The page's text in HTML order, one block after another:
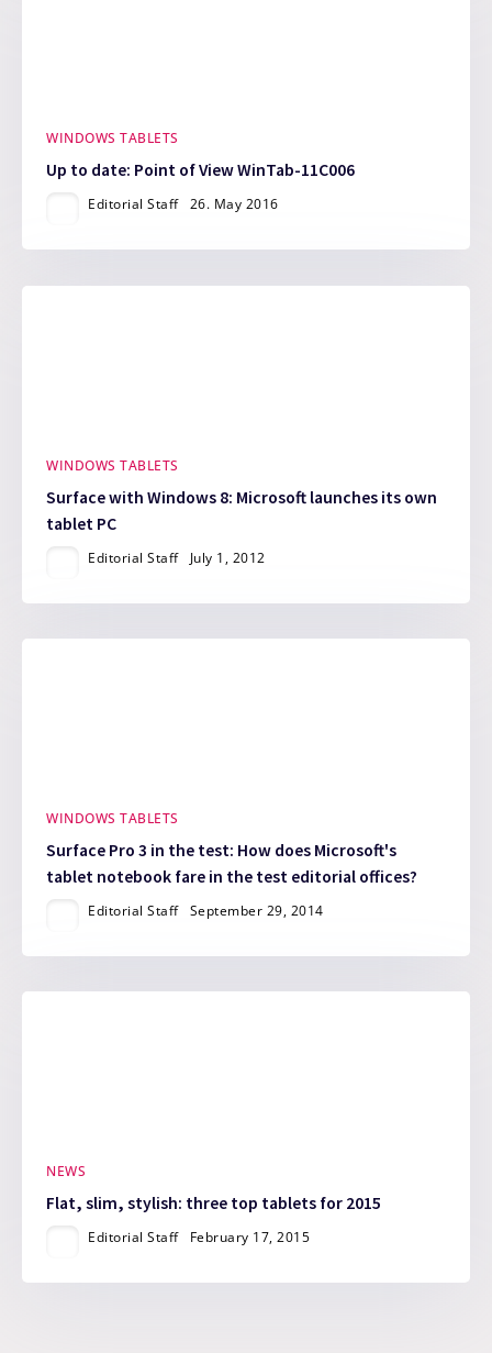
WINDOWS TABLETS
Up to date: Point of View WinTab-11C006
Editorial Staff 26. May 2016
WINDOWS TABLETS
Surface with Windows 8: Microsoft launches its own
tablet PC
Editorial Staff July 1, 2012
WINDOWS TABLETS
Surface Pro 3 in the test: How does Microsoft's
tablet notebook fare in the test editorial offices?
Editorial Staff September 29, 2014
NEWS
Flat, slim, stylish: three top tablets for 2015
Editorial Staff February 17, 2015